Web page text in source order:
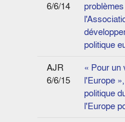
6/6/14
politique
AJR
6/6/15
« Pour un
l'Europe
politique
l'Europe